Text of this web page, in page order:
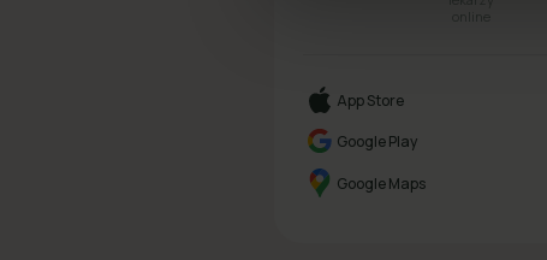
online
App Store
Google Play
Google Maps